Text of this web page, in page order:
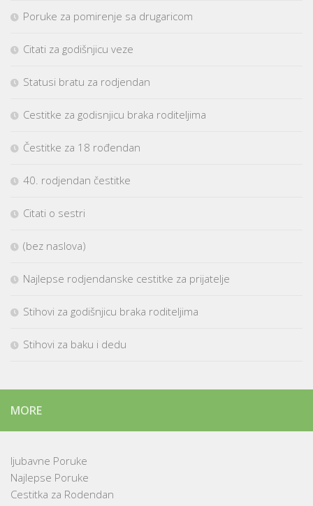
Poruke za pomirenje sa drugaricom
Citati za godišnjicu veze
Statusi bratu za rodjendan
Cestitke za godisnjicu braka roditeljima
Čestitke za 18 rođendan
40. rodjendan čestitke
Citati o sestri
(bez naslova)
Najlepse rodjendanske cestitke za prijatelje
Stihovi za godišnjicu braka roditeljima
Stihovi za baku i dedu
MORE
ljubavne Poruke
Najlepse Poruke
Cestitka za Rodendan